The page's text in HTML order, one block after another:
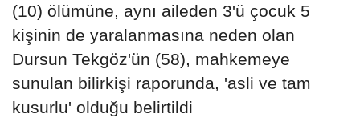
(10) ölümüne, aynı aileden 3'ü çocuk 5
kişinin de yaralanmasına neden olan
Dursun Tekgöz'ün (58), mahkemeye
sunulan bilirkişi raporunda, 'asli ve tam
kusurlu' olduğu belirtildi